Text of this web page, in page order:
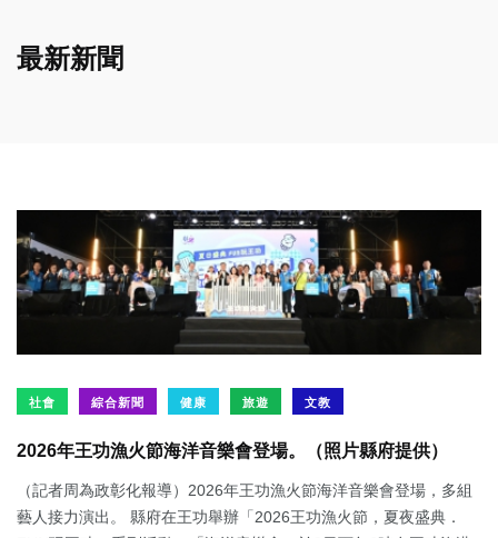
最新新聞
社會 綜合新聞 健康 旅遊 文教
2026年王功漁火節海洋音樂會登場。（照片縣府提供）
（記者周為政彰化報導）2026年王功漁火節海洋音樂會登場，多組
藝人接力演出。 縣府在王功舉辦「2026王功漁火節，夏夜盛典．